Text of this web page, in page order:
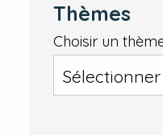
Thèmes
Choisir un